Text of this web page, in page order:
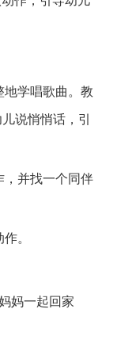
学唱歌曲。教
说悄悄话，引
并找一个同伴
。
妈一起回家